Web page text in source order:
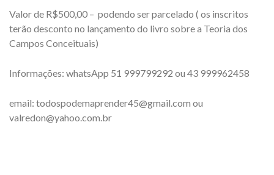
Valor de R$500,00 – podendo ser parcelado ( os inscritos
terão desconto no lançamento do livro sobre a Teoria dos
Campos Conceituais)
Informações: whatsApp 51 999799292 ou 43 999962458
email: todospodemaprender45@gmail.com ou
valredon@yahoo.com.br